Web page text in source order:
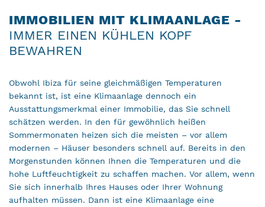
IMMOBILIEN MIT KLIMAANLAGE -
IMMER EINEN KÜHLEN KOPF
BEWAHREN
Obwohl Ibiza für seine gleichmäßigen Temperaturen
bekannt ist, ist eine Klimaanlage dennoch ein
Ausstattungsmerkmal einer Immobilie, das Sie schnell
schätzen werden. In den für gewöhnlich heißen
Sommermonaten heizen sich die meisten – vor allem
modernen – Häuser besonders schnell auf. Bereits in den
Morgenstunden können Ihnen die Temperaturen und die
hohe Luftfeuchtigkeit zu schaffen machen. Vor allem, wenn
Sie sich innerhalb Ihres Hauses oder Ihrer Wohnung
aufhalten müssen. Dann ist eine Klimaanlage eine